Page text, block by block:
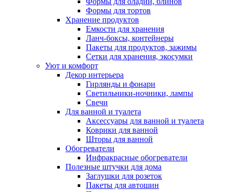
Формы для тортов
Хранение продуктов
Емкости для хранения
Ланч-боксы, контейнеры
Пакеты для продуктов, зажимы
Сетки для хранения, экосумки
Уют и комфорт
Декор интерьера
Гирлянды и фонари
Светильники-ночники, лампы
Свечи
Для ванной и туалета
Аксессуары для ванной и туалета
Коврики для ванной
Шторы для ванной
Обогреватели
Инфракрасные обогреватели
Полезные штучки для дома
Заглушки для розеток
Пакеты для автошин